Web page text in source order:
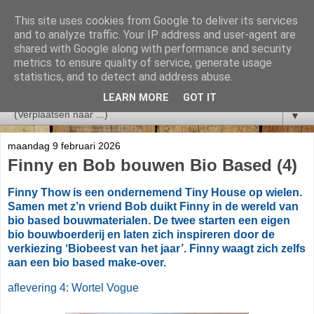
▼
maandag 9 februari 2026
Finny en Bob bouwen Bio Based (4)
Finny Thow is een ondernemend Tiny House op wielen.
Samen met z’n vriend Bob duikt Finny in de wereld van
bio based bouwmaterialen. De twee starten een eigen
bio bouwboerderij en laten zich inspireren door de
verkiezing ‘Biobeest van het jaar’. Finny waagt zich zelfs
aan een bio based make-over.
aflevering 4: Wortel Vogue
This site uses cookies from Google to deliver its services
and to analyze traffic. Your IP address and user-agent are
shared with Google along with performance and security
metrics to ensure quality of service, generate usage
statistics, and to detect and address abuse.
LEARN MORE GOT IT